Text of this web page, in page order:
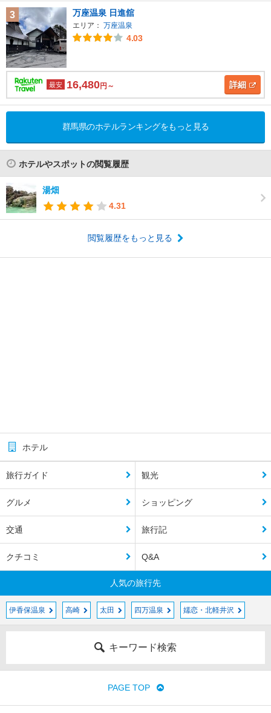
3 万座温泉 日進舘
エリア： 万座温泉
4.03
最安 16,480円～ 詳細
群馬県のホテルランキングをもっと見る
ホテルやスポットの閲覧履歴
湯畑
4.31
閲覧履歴をもっと見る
ホテル
旅行ガイド 観光
グルメ ショッピング
交通 旅行記
クチコミ Q&A
人気の旅行先
伊香保温泉 高崎 太田 四万温泉 嬬恋・北軽井沢
キーワード検索
PAGE TOP